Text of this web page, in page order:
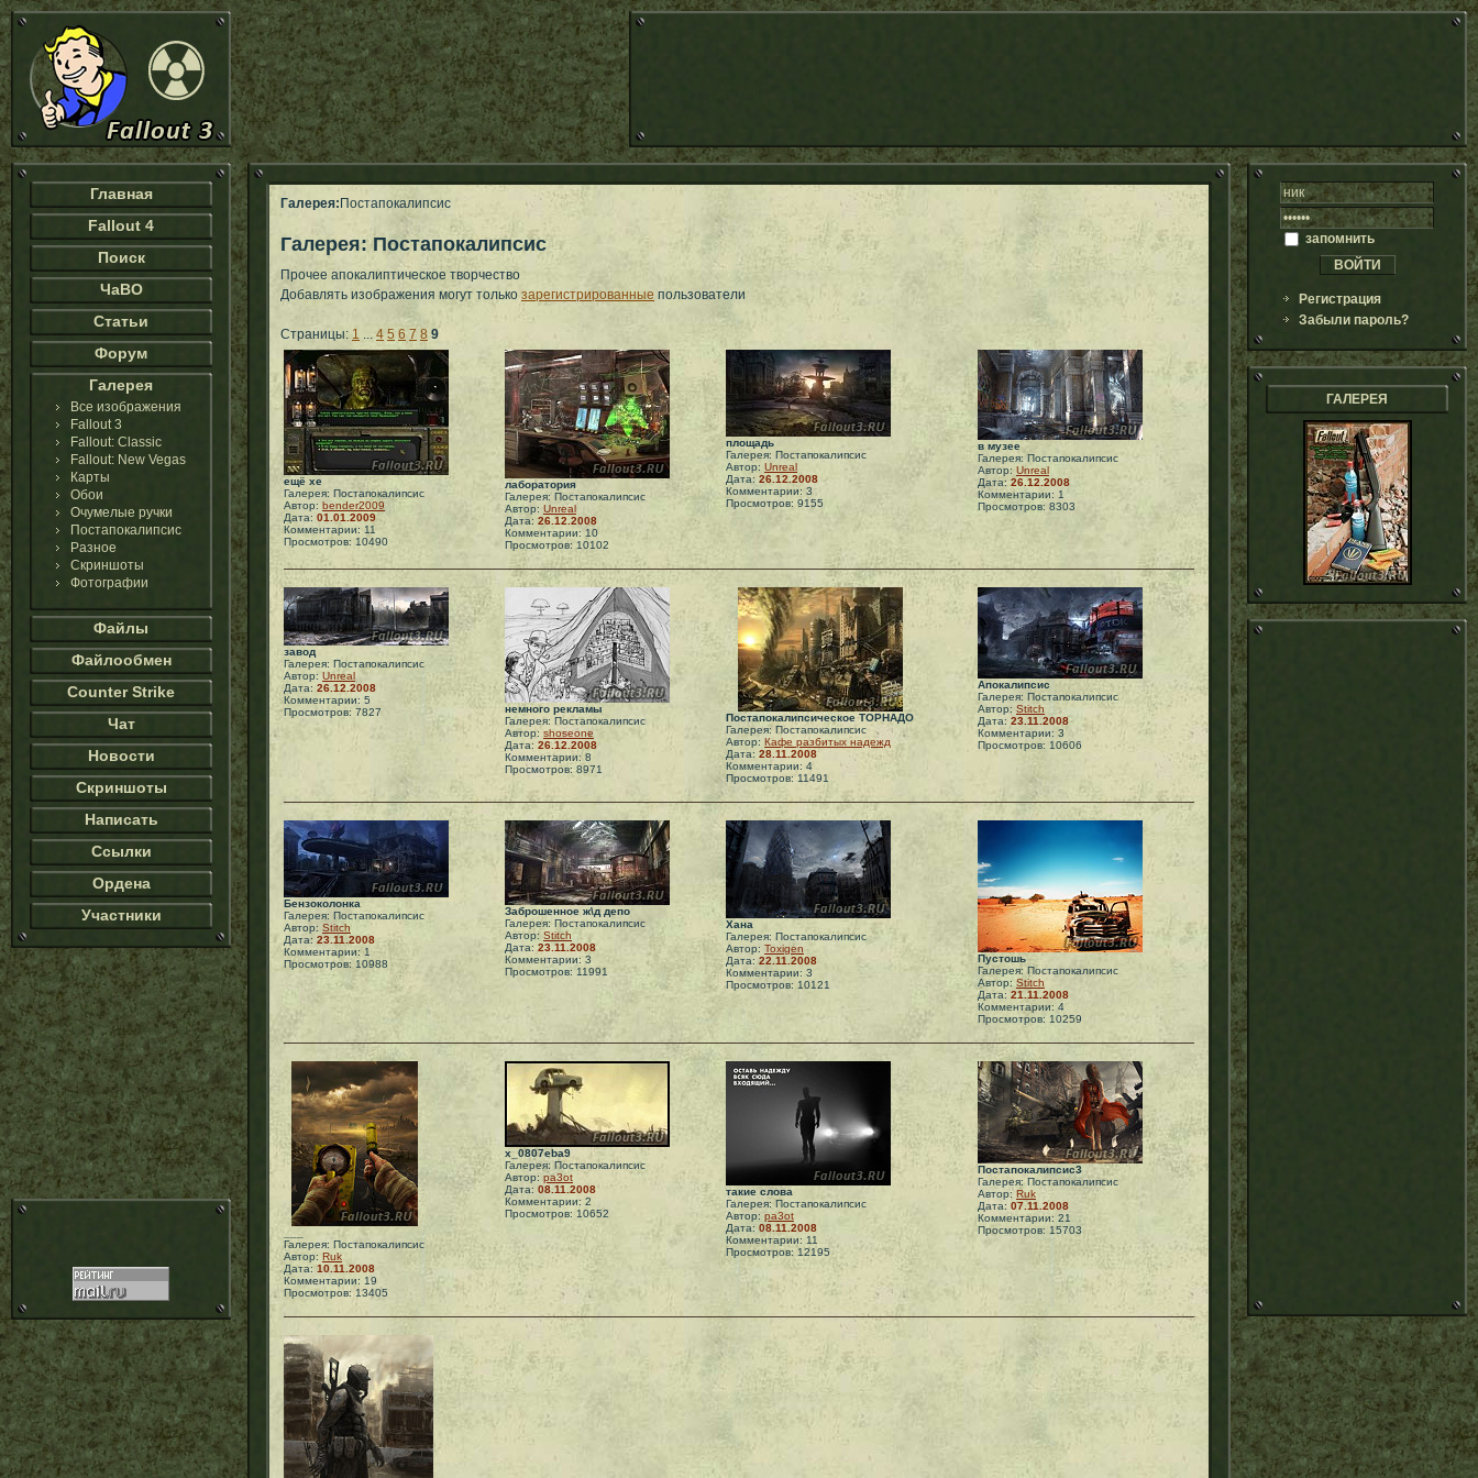
Главная
Fallout 4
Поиск
ЧаВО
Статьи
Форум
Галерея
Все изображения
Fallout 3
Fallout: Classic
Fallout: New Vegas
Карты
Обои
Очумелые ручки
Постапокалипсис
Разное
Скриншоты
Фотографии
Файлы
Файлообмен
Counter Strike
Чат
Новости
Скриншоты
Написать
Ссылки
Ордена
Участники
Галерея: Постапокалипсис
Галерея: Постапокалипсис
Прочее апокалиптическое творчество
Добавлять изображения могут только зарегистрированные пользователи
Страницы: 1 ... 4 5 6 7 8 9
ещё хе
Галерея: Постапокалипсис
Автор: bender2009
Дата: 01.01.2009
Комментарии: 11
Просмотров: 10490
лаборатория
Галерея: Постапокалипсис
Автор: Unreal
Дата: 26.12.2008
Комментарии: 10
Просмотров: 10102
площадь
Галерея: Постапокалипсис
Автор: Unreal
Дата: 26.12.2008
Комментарии: 3
Просмотров: 9155
в музее
Галерея: Постапокалипсис
Автор: Unreal
Дата: 26.12.2008
Комментарии: 1
Просмотров: 8303
завод
Галерея: Постапокалипсис
Автор: Unreal
Дата: 26.12.2008
Комментарии: 5
Просмотров: 7827
немного рекламы
Галерея: Постапокалипсис
Автор: shoseone
Дата: 26.12.2008
Комментарии: 8
Просмотров: 8971
Постапокалипсическое ТОРНАДО
Галерея: Постапокалипсис
Автор: Кафе разбитых надежд
Дата: 28.11.2008
Комментарии: 4
Просмотров: 11491
Апокалипсис
Галерея: Постапокалипсис
Автор: Stitch
Дата: 23.11.2008
Комментарии: 3
Просмотров: 10606
Бензоколонка
Галерея: Постапокалипсис
Автор: Stitch
Дата: 23.11.2008
Комментарии: 1
Просмотров: 10988
Заброшенное ж\д депо
Галерея: Постапокалипсис
Автор: Stitch
Дата: 23.11.2008
Комментарии: 3
Просмотров: 11991
Хана
Галерея: Постапокалипсис
Автор: Toxigen
Дата: 22.11.2008
Комментарии: 3
Просмотров: 10121
Пустошь
Галерея: Постапокалипсис
Автор: Stitch
Дата: 21.11.2008
Комментарии: 4
Просмотров: 10259
Галерея: Постапокалипсис
Автор: Ruk
Дата: 10.11.2008
Комментарии: 19
Просмотров: 13405
x_0807eba9
Галерея: Постапокалипсис
Автор: pa3ot
Дата: 08.11.2008
Комментарии: 2
Просмотров: 10652
такие слова
Галерея: Постапокалипсис
Автор:pa3ot
Дата: 08.11.2008
Комментарии: 11
Просмотров: 12195
Постапокалипсис3
Галерея: Постапокалипсис
Автор: Ruk
Дата: 07.11.2008
Комментарии: 21
Просмотров: 15703
запомнить
Регистрация
Забыли пароль?
ГАЛЕРЕЯ